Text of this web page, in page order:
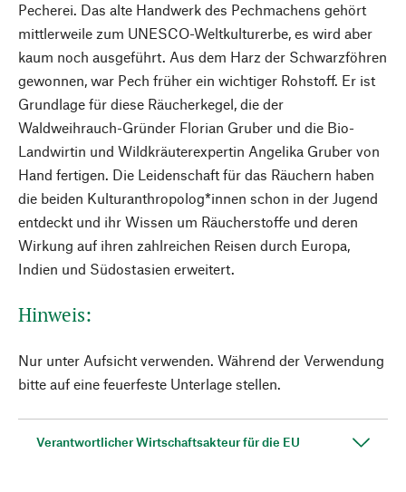
Pecherei. Das alte Handwerk des Pechmachens gehört
mittlerweile zum UNESCO-Weltkulturerbe, es wird aber
kaum noch ausgeführt. Aus dem Harz der Schwarzföhren
gewonnen, war Pech früher ein wichtiger Rohstoff. Er ist
Grundlage für diese Räucherkegel, die der
Waldweihrauch-Gründer Florian Gruber und die Bio-
Landwirtin und Wildkräuterexpertin Angelika Gruber von
Hand fertigen. Die Leidenschaft für das Räuchern haben
die beiden Kulturanthropolog*innen schon in der Jugend
entdeckt und ihr Wissen um Räucherstoffe und deren
Wirkung auf ihren zahlreichen Reisen durch Europa,
Indien und Südostasien erweitert.
Hinweis:
Nur unter Aufsicht verwenden. Während der Verwendung
bitte auf eine feuerfeste Unterlage stellen.
Verantwortlicher Wirtschaftsakteur für die EU